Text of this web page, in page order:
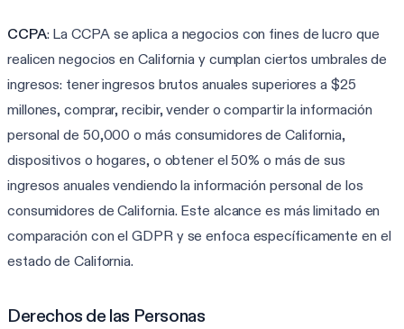
CCPA: La CCPA se aplica a negocios con fines de lucro que
realicen negocios en California y cumplan ciertos umbrales de
ingresos: tener ingresos brutos anuales superiores a $25
millones, comprar, recibir, vender o compartir la información
personal de 50,000 o más consumidores de California,
dispositivos o hogares, o obtener el 50% o más de sus
ingresos anuales vendiendo la información personal de los
consumidores de California. Este alcance es más limitado en
comparación con el GDPR y se enfoca específicamente en el
estado de California.
Derechos de las Personas